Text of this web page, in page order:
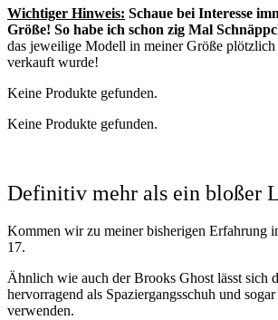
Wichtiger Hinweis: Schaue bei Interesse
Größe! So habe ich schon zig Mal
das jeweilige Modell in meiner Größe
verkauft wurde!
Keine Produkte gefunden.
Keine Produkte gefunden.
Definitiv mehr als ein bloßer
Kommen wir zu meiner bisherigen Erfahrung
17.
Ähnlich wie auch der Brooks Ghost lässt sich
hervorragend als Spaziergangsschuh und
verwenden.